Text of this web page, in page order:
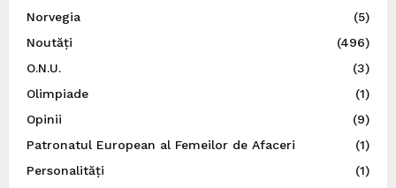
Norvegia
(5)
Noutăți
(496)
O.N.U.
(3)
Olimpiade
(1)
Opinii
(9)
Patronatul European al Femeilor de Afaceri
(1)
Personalități
(1)